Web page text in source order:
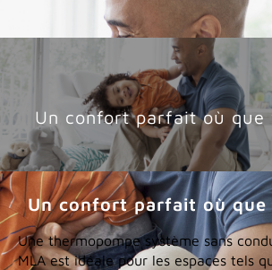
Un confort parfait où que
Un confort parfait où que
Une thermopompe système sans
MLA est idéale pour les espaces tels